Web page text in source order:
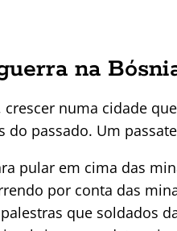
na
crescer numa cidade
do passado. Um
pular em cima das
por conta das
que soldados